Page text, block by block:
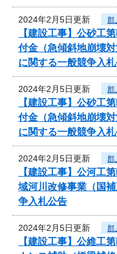
2024年2月5日更新 郡
【建設工事】公砂工
付金（急傾斜地崩壊
に関する一般競争入
2024年2月5日更新 郡
【建設工事】公砂工
付金（急傾斜地崩壊
に関する一般競争入
2024年2月5日更新 郡
【建設工事】公河工
域河川改修事業（国
争入札公告
2024年2月5日更新 郡
【建設工事】公維工